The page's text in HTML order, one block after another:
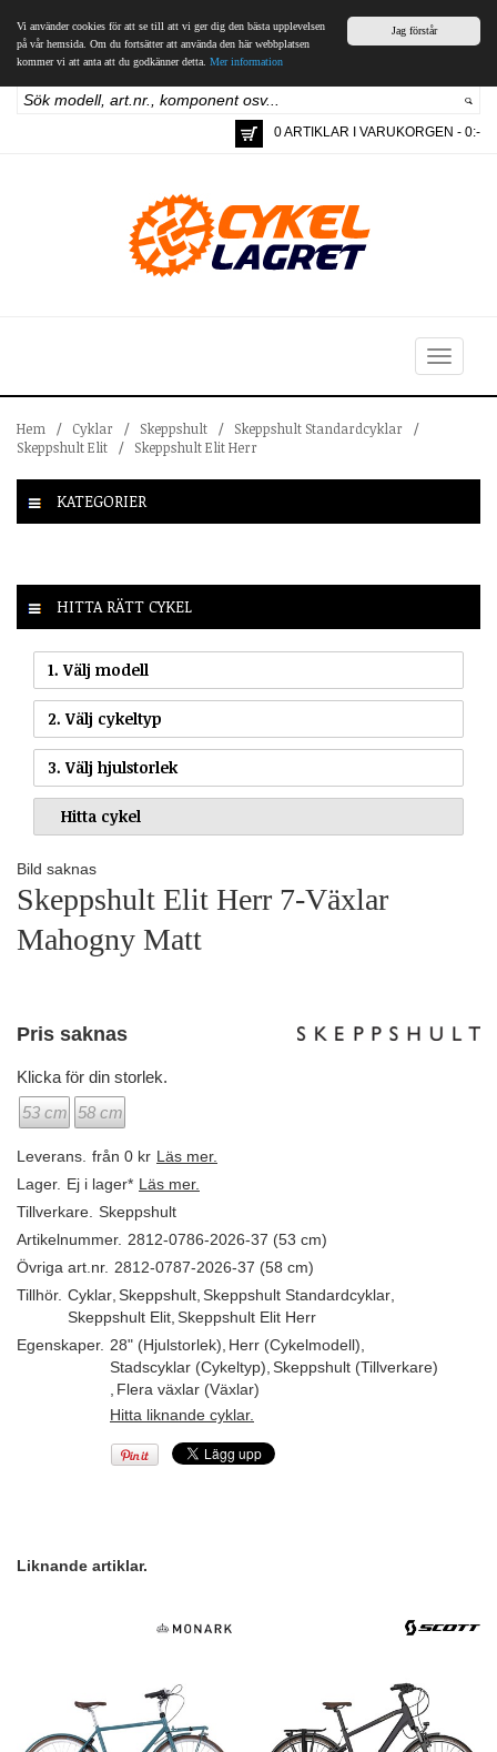
Jag förstår
Vi använder cookies för att se till att vi ger dig den bästa upplevelsen
på vår hemsida. Om du fortsätter att använda den här webbplatsen
kommer vi att anta att du godkänner detta. Mer information
0 ARTIKLAR I VARUKORGEN - 0:-
Toggle
navigation
Hem / Cyklar / Skeppshult / Skeppshult Standardcyklar
/
Skeppshult Elit
/ Skeppshult Elit Herr
KATEGORIER
HITTA RÄTT CYKEL
1. Välj modell
2. Välj cykeltyp
3. Välj hjulstorlek
Bild saknas
Skeppshult Elit Herr 7-Växlar
Mahogny Matt
Pris saknas
Klicka för din storlek.
53 cm 58 cm
Leverans. från 0 kr Läs mer.
Lager. Ej i lager* Läs mer.
Tillverkare. Skeppshult
Artikelnummer. 2812-0786-2026-37 (53 cm)
Övriga art.nr. 2812-0787-2026-37 (58 cm)
Tillhör. Cyklar Skeppshult Skeppshult Standardcyklar
Skeppshult Elit Skeppshult Elit Herr
Egenskaper. 28" (Hjulstorlek) Herr (Cykelmodell)
Stadscyklar (Cykeltyp) Skeppshult (Tillverkare)
Flera växlar (Växlar)
Hitta liknande cyklar.
Liknande artiklar.